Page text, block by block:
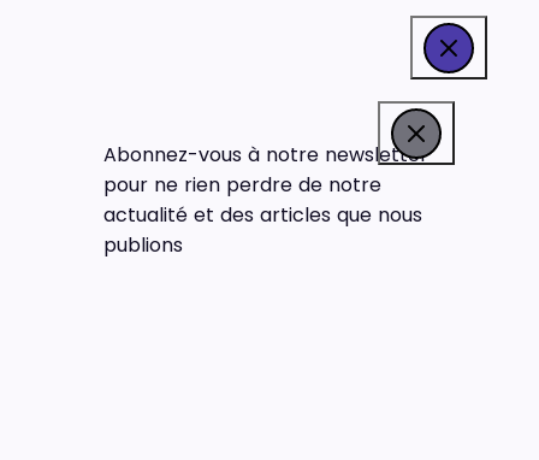
Abonnez-vous à notre newsletter
pour ne rien perdre de notre
actualité et des articles que nous
publions